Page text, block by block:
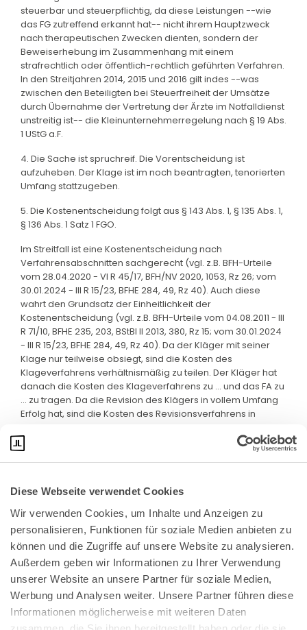
Diese Webseite verwendet Cookies
Wir verwenden Cookies, um Inhalte und Anzeigen zu
personalisieren, Funktionen für soziale Medien anbieten zu
können und die Zugriffe auf unsere Website zu analysieren.
Außerdem geben wir Informationen zu Ihrer Verwendung
unserer Website an unsere Partner für soziale Medien,
Werbung und Analysen weiter. Unsere Partner führen diese
Informationen möglicherweise mit weiteren Daten
steuerbar und steuerpflichtig, da diese Leistungen --wie
das FG zutreffend erkannt hat-- nicht ihrem Hauptzweck
nach therapeutischen Zwecken dienten, sondern der
Beweiserhebung im Zusammenhang mit einem
strafrechtlich oder öffentlich-rechtlich geführten Verfahren.
In den Streitjahren 2014, 2015 und 2016 gilt indes --was
zwischen den Beteiligten bei Steuerfreiheit der Umsätze
durch Übernahme der Vertretung der Ärzte im Notfalldienst
unstreitig ist-- die Kleinunternehmerregelung nach § 19 Abs.
1 UStG a.F.
4. Die Sache ist spruchreif. Die Vorentscheidung ist
aufzuheben. Der Klage ist im noch beantragten, tenorierten
Umfang stattzugeben.
5. Die Kostenentscheidung folgt aus § 143 Abs. 1, § 135 Abs. 1,
§ 136 Abs. 1 Satz 1 FGO.
Im Streitfall ist eine Kostenentscheidung nach
Verfahrensabschnitten sachgerecht (vgl. z.B. BFH-Urteile
vom 28.04.2020 - VI R 45/17, BFH/NV 2020, 1053, Rz 26; vom
30.01.2024 - III R 15/23, BFHE 284, 49, Rz 40). Auch diese
wahrt den Grundsatz der Einheitlichkeit der
Kostenentscheidung (vgl. z.B. BFH-Urteile vom 04.08.2011 - III
R 71/10, BFHE 235, 203, BStBl II 2013, 380, Rz 15; vom 30.01.2024
- III R 15/23, BFHE 284, 49, Rz 40). Da der Kläger mit seiner
Klage nur teilweise obsiegt, sind die Kosten des
Klageverfahrens verhältnismäßig zu teilen. Der Kläger hat
danach die Kosten des Klageverfahrens zu ... und das FA zu
... zu tragen. Da die Revision des Klägers in vollem Umfang
Erfolg hat, sind die Kosten des Revisionsverfahrens in
Bundeskanzlerplatz 2
53113 Bonn